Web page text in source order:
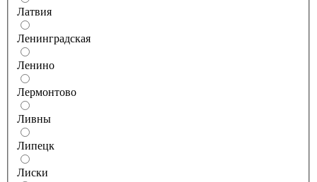
Латвия
Ленинградская
Ленино
Лермонтово
Ливны
Липецк
Лиски